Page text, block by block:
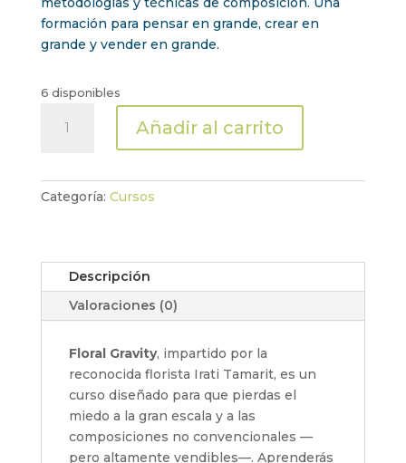
formación para pensar en grande, crear en
grande y vender en grande.
6 disponibles
Floral
Irati
Añadir al carrito
Categoría: Cursos
Descripción
Valoraciones (0)
Floral Gravity, impartido por la
reconocida florista Irati Tamarit, es un
curso diseñado para que pierdas el
miedo a la gran escala y a las
composiciones no convencionales —
pero altamente vendibles—. Aprenderás